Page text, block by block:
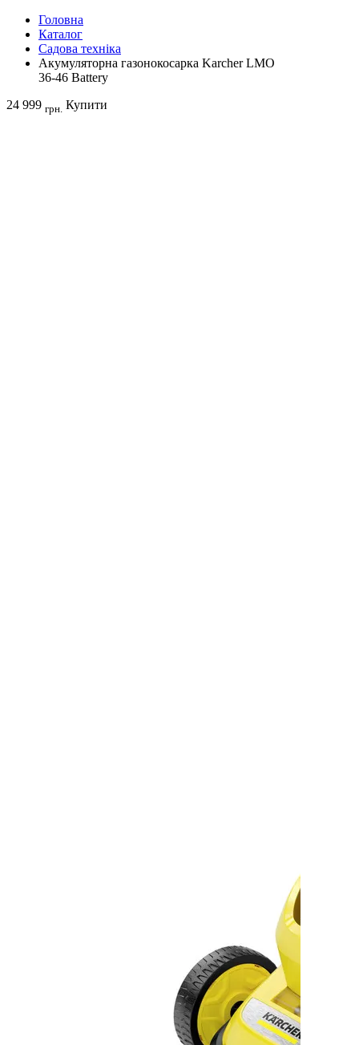
Головна
Каталог
Садова техніка
Акумуляторна газонокосарка Karcher LMO
36-46 Battery
24 999 грн. Купити